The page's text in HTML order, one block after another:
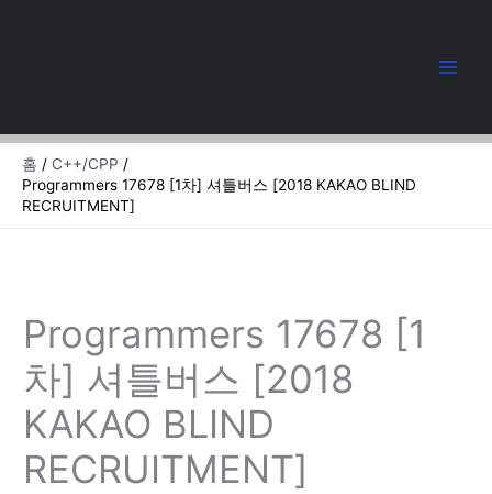
너
홈
C++/CPP
Programmers 17678 [1차] 셔틀버스 [2018 KAKAO BLIND
RECRUITMENT]
Programmers 17678 [1
차] 셔틀버스 [2018
KAKAO BLIND
RECRUITMENT]